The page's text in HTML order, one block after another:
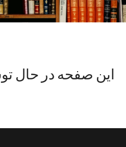
این صفحه در حال